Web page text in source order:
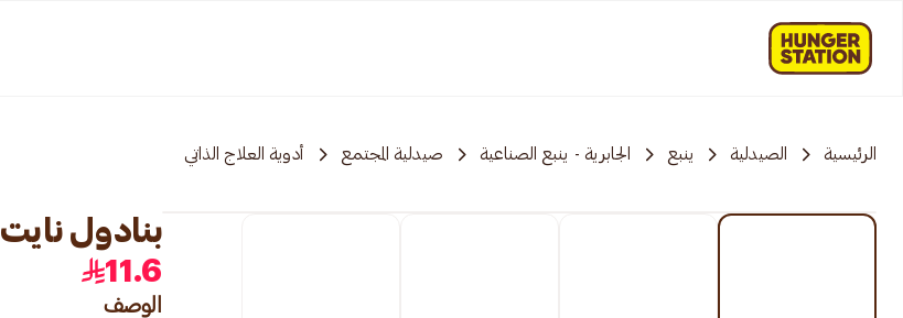
الرئيسية الصيدلية ينبع الجابرية - ينبع الصناعية صيدلية المجتمع أدوية العلاج الذاتي
بنادول نايت 20كبسولة
11.6
الوصف